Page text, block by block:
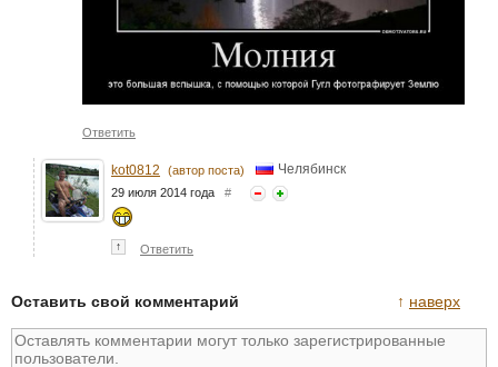
Ответить
kot0812 (автор поста) Челябинск
29 июля 2014 года #
↑ Ответить
↑ наверх
Оставить свой комментарий